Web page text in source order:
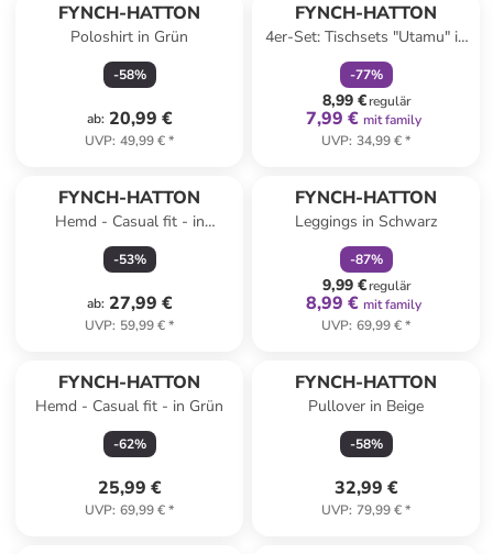
FYNCH-HATTON
Poloshirt in Grün
-58%
ab: 20,99 €
UVP: 49,99 €*
FYNCH-HATTON
4er-Set: Tischsets "Utamu" in
Beige - (L)33 x (B)33 cm
-77%
8,99 €regulär
7,99 € mit family
UVP: 34,99 €*
FYNCH-HATTON
Hemd - Casual fit - in
Dunkelblau/ Grau
-53%
ab: 27,99 €
UVP: 59,99 €*
FYNCH-HATTON
Leggings in Schwarz
-87%
9,99 €regulär
8,99 € mit family
UVP: 69,99 €*
FYNCH-HATTON
Hemd - Casual fit - in Grün
-62%
25,99 €
UVP: 69,99 €*
FYNCH-HATTON
Pullover in Beige
-58%
32,99 €
UVP: 79,99 €*